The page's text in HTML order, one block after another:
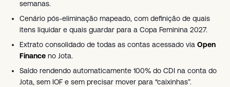
semanas.
Cenário pós-eliminação mapeado, com definição de quais
itens liquidar e quais guardar para a Copa Feminina 2027.
Extrato consolidado de todas as contas acessado via Open
Finance no Jota.
Saldo rendendo automaticamente 100% do CDI na conta do
Jota, sem IOF e sem precisar mover para “caixinhas”.